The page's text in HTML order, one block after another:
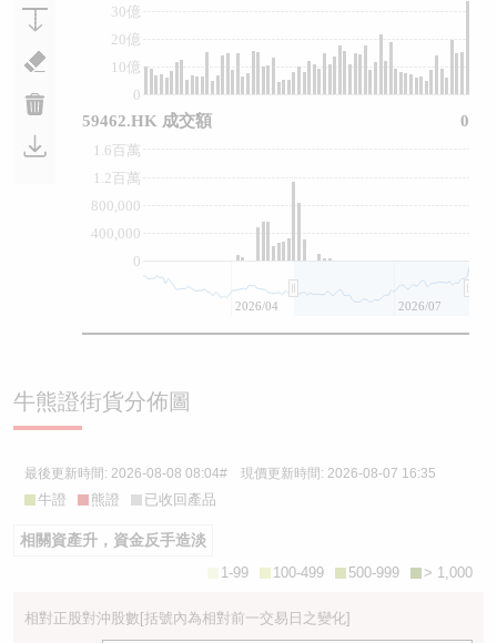
0
10億
20億
30億
0
400,000
800,000
1.2百萬
1.6百萬
2026/04 2026/07
59462.HK 成交額 0
牛熊證街貨分佈圖
最後更新時間: 2026-08-08 08:04# 現價更新時間: 2026-08-07 16:35
牛證 熊證 已收回產品
相關資產升，資金反手造淡
> 1,000
500-999
100-499
1-99
相對正股對沖股數[括號內為相對前一交易日之變化]